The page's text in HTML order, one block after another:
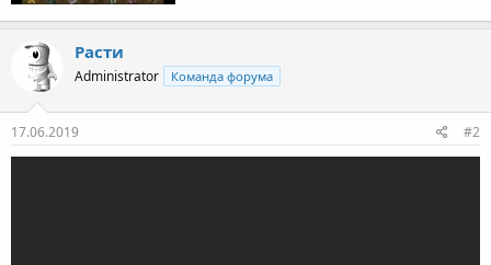
Расти
Administrator Команда форума
17.06.2019 #2